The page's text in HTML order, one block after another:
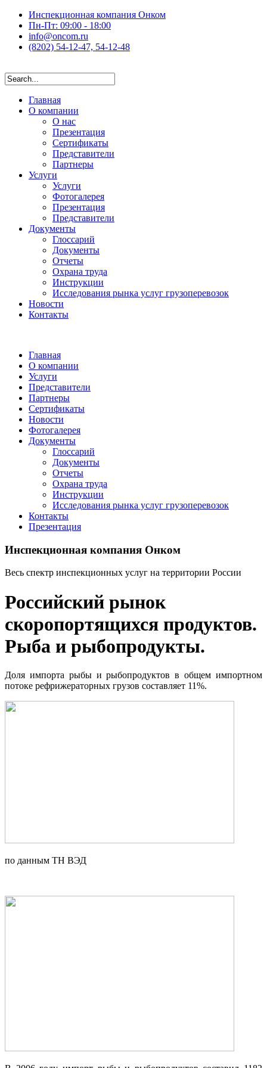
Инспекционная компания Онком
Пн-Пт: 09:00 - 18:00
info@oncom.ru
(8202) 54-12-47, 54-12-48
Главная
О компании
О нас
Презентация
Сертификаты
Представители
Партнеры
Услуги
Услуги
Фотогалерея
Презентация
Представители
Документы
Глоссарий
Документы
Отчеты
Охрана труда
Инструкции
Исследования рынка услуг грузоперевозок
Новости
Контакты
Главная
О компании
Услуги
Представители
Партнеры
Сертификаты
Новости
Фотогалерея
Документы
Глоссарий
Документы
Отчеты
Охрана труда
Инструкции
Исследования рынка услуг грузоперевозок
Контакты
Презентация
Инспекционная компания Онком
Весь спектр инспекционных услуг на территории России
Российский рынок
скоропортящихся продуктов.
Рыба и рыбопродукты.
Доля импорта рыбы и рыбопродуктов в общем импортном
потоке рефрижераторных грузов составляет 11%.
по данным ТН ВЭД